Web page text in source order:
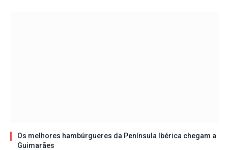
Os melhores hambúrgueres da Península Ibérica chegam a
Guimarães